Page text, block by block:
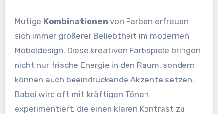
Mutige Kombinationen von Farben erfreuen
sich immer größerer Beliebtheit im modernen
Möbeldesign. Diese kreativen Farbspiele bringen
nicht nur frische Energie in den Raum, sondern
können auch beeindruckende Akzente setzen.
Dabei wird oft mit kräftigen Tönen
experimentiert, die einen klaren Kontrast zu